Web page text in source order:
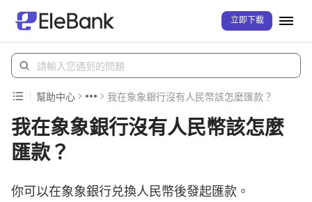
立即下載
幫助中心 我在象象銀行沒有人民幣該怎麼匯款？
我在象象銀行沒有人民幣該怎麼
匯款？
你可以在象象銀行兑換人民幣後發起匯款。